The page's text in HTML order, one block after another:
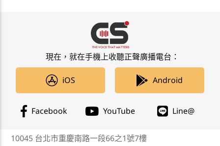
現在，就在手機上收聽正聲廣播電台：
iOS Android
Facebook YouTube Line@
10045 台北市重慶南路一段66之1號7樓